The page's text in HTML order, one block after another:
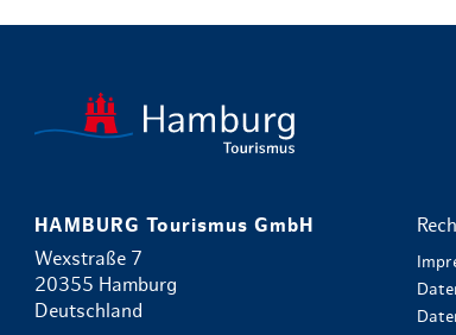
HAMBURG Tourismus GmbH
Wexstraße 7
20355 Hamburg
Deutschland